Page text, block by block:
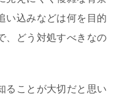
い込みなどは何を目的
、どう対処すべきなの
ることが大切だと思い